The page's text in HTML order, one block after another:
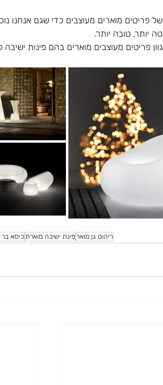
מוארים מעוצבים כדי שגם אנחנו
יותר, טובה יותר.
פריטים מעוצבים מוארים בהם פינות ישיבה
ריהוט גן מואר פינת ישיבה מוארתכיסא בר